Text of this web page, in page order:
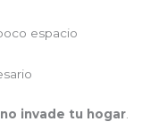
espacio
invade tu hogar.